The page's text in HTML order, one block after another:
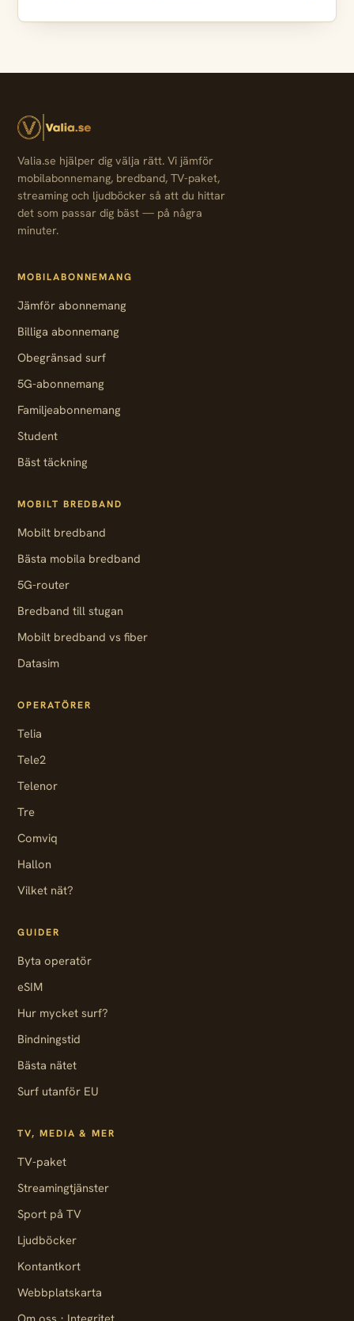
Valia.se hjälper dig välja rätt. Vi jämför
mobilabonnemang, bredband, TV-paket,
streaming och ljudböcker så att du hittar
det som passar dig bäst — på några
minuter.
MOBILABONNEMANG
Jämför abonnemang
Billiga abonnemang
Obegränsad surf
5G-abonnemang
Familjeabonnemang
Student
Bäst täckning
MOBILT BREDBAND
Mobilt bredband
Bästa mobila bredband
5G-router
Bredband till stugan
Mobilt bredband vs fiber
Datasim
OPERATÖRER
Telia
Tele2
Telenor
Tre
Comviq
Hallon
Vilket nät?
GUIDER
Byta operatör
eSIM
Hur mycket surf?
Bindningstid
Bästa nätet
Surf utanför EU
TV, MEDIA & MER
TV-paket
Streamingtjänster
Sport på TV
Ljudböcker
Kontantkort
Webbplatskarta